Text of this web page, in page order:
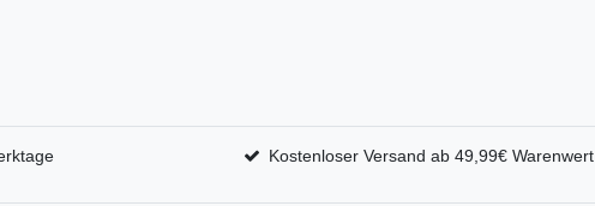
Kostenloser Versand ab 49,99€ Warenwert